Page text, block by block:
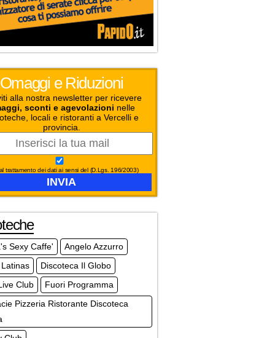
Omaggi e Riduzioni
alla nostra newsletter per ricevere
sconti e agevolazioni nelle
locali e ristoranti a Vercelli e
provincia.
trattamento dei dati ai sensi del (D.Lgs. 196/2003)
Sexy Caffe'
Angelo Azzurro
Discoteca Il Globo
Club
Fuori Programma
Pizzeria Ristorante Discoteca